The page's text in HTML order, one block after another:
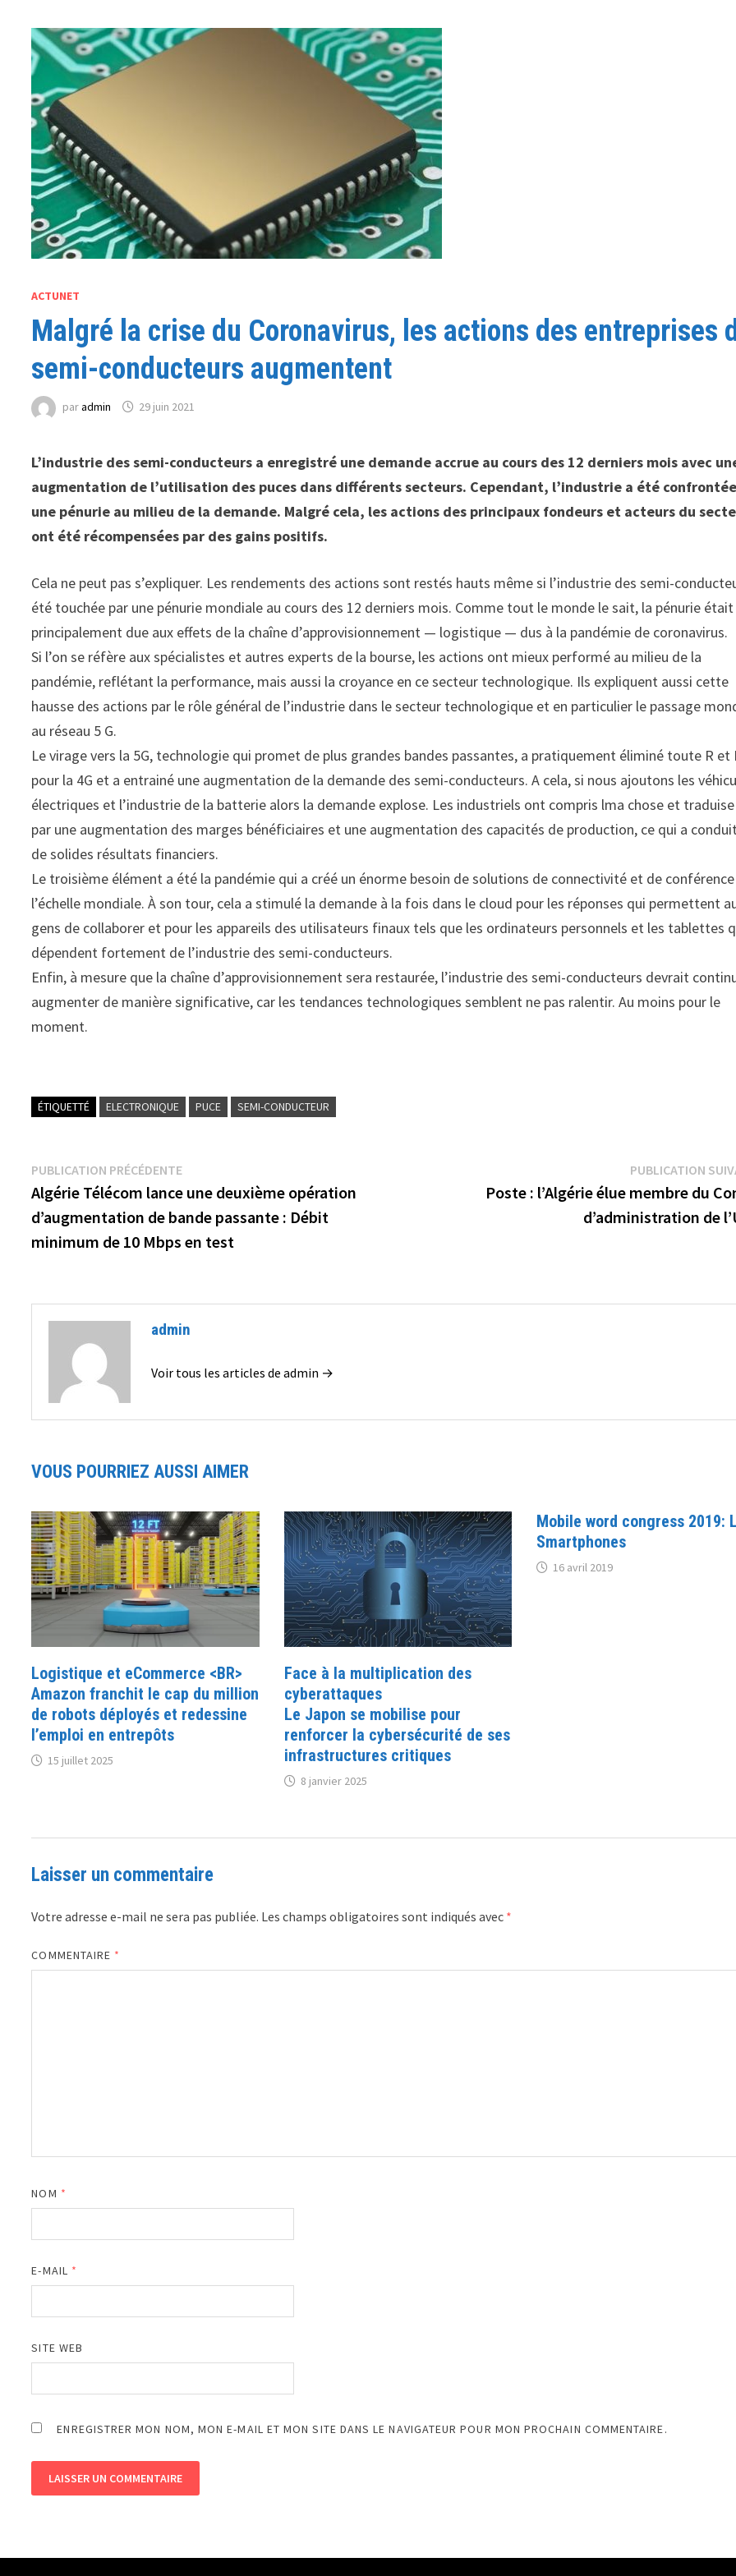
ACTUNET
Malgré la crise du Coronavirus, les actions des entreprises
semi-conducteurs augmentent
paradmin 29 juin 2021
L’industrie des semi-conducteurs a enregistré une demande accrue au cours des 12 derniers mois avec
augmentation de l’utilisation des puces dans différents secteurs. Cependant, l’industrie a été
une pénurie au milieu de la demande. Malgré cela, les actions des principaux fondeurs et acteurs du
ont été récompensées par des gains positifs.
Cela ne peut pas s’expliquer. Les rendements des actions sont restés hauts même si l’industrie des semi-
été touchée par une pénurie mondiale au cours des 12 derniers mois. Comme tout le monde le sait, la pénurie était
principalement due aux effets de la chaîne d’approvisionnement — logistique — dus à la pandémie de coronavirus.
Si l’on se réfère aux spécialistes et autres experts de la bourse, les actions ont mieux performé au milieu de la
pandémie, reflétant la performance, mais aussi la croyance en ce secteur technologique. Ils expliquent aussi cette
hausse des actions par le rôle général de l’industrie dans le secteur technologique et en particulier le passage
au réseau 5 G.
Le virage vers la 5G, technologie qui promet de plus grandes bandes passantes, a pratiquement éliminé toute R et
pour la 4G et a entrainé une augmentation de la demande des semi-conducteurs. A cela, si nous ajoutons les
électriques et l’industrie de la batterie alors la demande explose. Les industriels ont compris lma chose et
par une augmentation des marges bénéficiaires et une augmentation des capacités de production, ce qui a
de solides résultats financiers.
Le troisième élément a été la pandémie qui a créé un énorme besoin de solutions de connectivité et de
l’échelle mondiale. À son tour, cela a stimulé la demande à la fois dans le cloud pour les réponses qui permettent
gens de collaborer et pour les appareils des utilisateurs finaux tels que les ordinateurs personnels et les tablettes
dépendent fortement de l’industrie des semi-conducteurs.
Enfin, à mesure que la chaîne d’approvisionnement sera restaurée, l’industrie des semi-conducteurs devrait
augmenter de manière significative, car les tendances technologiques semblent ne pas ralentir. Au moins pour le
moment.
ÉTIQUETTÉ ELECTRONIQUE PUCE SEMI-CONDUCTEUR
Navigation
de
l’article
PUBLICATION PRÉCÉDENTEPublication
précédente :
Algérie Télécom lance une deuxième opération
d’augmentation de bande passante : Débit
minimum de 10 Mbps en test
PUBLICATION
Poste : l’Algérie élue membre du
d’administration de
admin
Voir tous les articles de admin →
VOUS POURRIEZ AUSSI AIMER
Logistique et eCommerce <BR>
Amazon franchit le cap du million
de robots déployés et redessine
l’emploi en entrepôts
15 juillet 2025
Face à la multiplication des
cyberattaques
Le Japon se mobilise pour
renforcer la cybersécurité de ses
infrastructures critiques
8 janvier 2025
Mobile word congress 2019:
Smartphones
16 avril 2019
Laisser un commentaire
Votre adresse e-mail ne sera pas publiée. Les champs obligatoires sont indiqués avec *
COMMENTAIRE *
NOM *
E-MAIL *
SITE WEB
ENREGISTRER MON NOM, MON E-MAIL ET MON SITE DANS LE NAVIGATEUR POUR MON PROCHAIN COMMENTAIRE.